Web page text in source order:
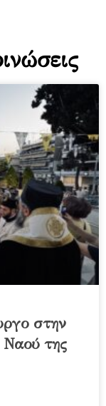
στην
Ναού της